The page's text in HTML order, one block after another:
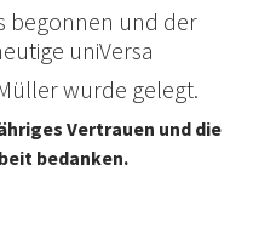
begonnen und der
uniVersa
wurde gelegt.
Vertrauen und die
bedanken.